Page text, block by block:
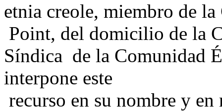
etnia creole, miembro de
Point, del domicilio de la
Síndica de la Comunidad
interpone este
recurso en su nombre y